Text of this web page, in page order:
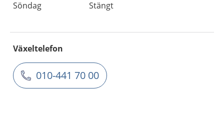
Söndag
Stängt
Växeltelefon
010-441 70 00